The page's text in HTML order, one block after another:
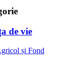
de vie
și Fond